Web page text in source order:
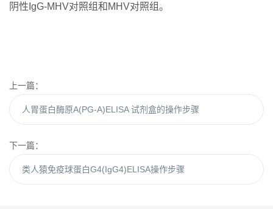
阴性IgG-MHV对照组和MHV对照组。
上一篇：
人胃蛋白酶原A(PG-A)ELISA 试剂盒的操作步骤
下一篇：
类人猿免疫球蛋白G4(IgG4)ELISA操作步骤